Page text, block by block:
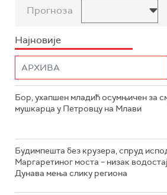
Прогноза
Најновије
Бор, ухапшен младић осумњичен за
мушкарца у Петровцу на Млави
Будимпешта без крузера, спруд
Маргаретиног моста – низак водостај
Дунава мења слику региона